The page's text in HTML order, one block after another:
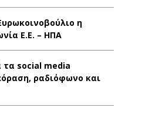
η
Ε.Ε. – ΗΠΑ
social media
ραδιόφωνο και